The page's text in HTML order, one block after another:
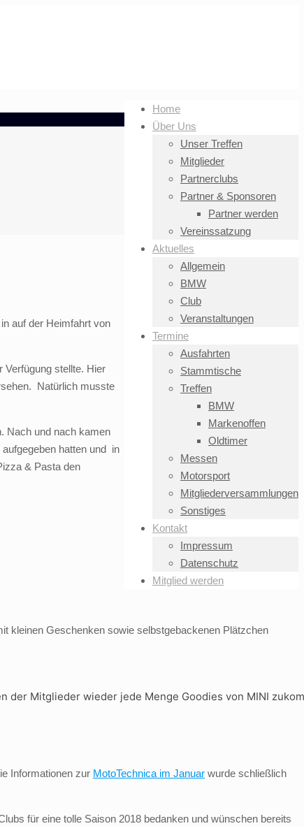
Home
Über Uns
Unser Treffen
Mitglieder
Partnerclubs
Partner & Sponsoren
Partner werden
Vereinssatzung
Aktuelles
Allgemein
BMW
Club
Veranstaltungen
Termine
Ausfahrten
Stammtische
Treffen
BMW
Markenoffen
Oldtimer
Messen
Motorsport
Mitgliederversammlungen
Sonstiges
Kontakt
Impressum
Datenschutz
Mitglied werden
auf der Heimfahrt von
Verfügung stellte. Hier
Natürlich musste
Nach und nach kamen
hatten und in
& Pasta den
kleinen Geschenken sowie selbstgebackenen Plätzchen
der Mitglieder wieder jede Menge Goodies von MINI
Informationen zur MotoTechnica im Januar wurde schließlich
für eine tolle Saison 2018 bedanken und wünschen bereits